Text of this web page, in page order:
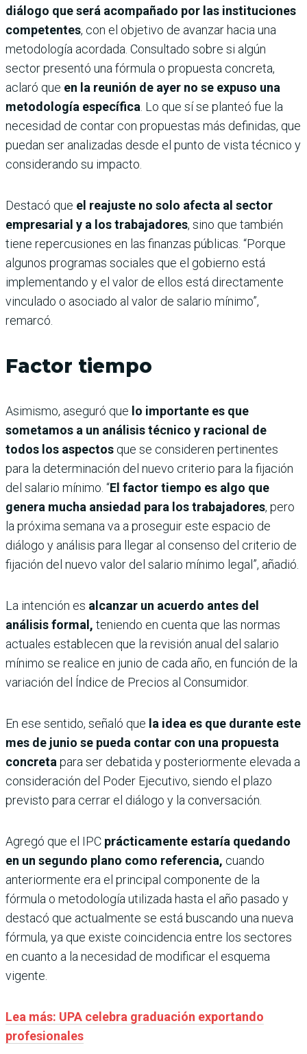
diálogo que será acompañado por las instituciones
competentes, con el objetivo de avanzar hacia una
metodología acordada. Consultado sobre si algún
sector presentó una fórmula o propuesta concreta,
aclaró que en la reunión de ayer no se expuso una
metodología específica . Lo que sí se planteó fue la
necesidad de contar con propuestas más definidas, que
puedan ser analizadas desde el punto de vista técnico y
considerando su impacto.
Destacó que el reajuste no solo afecta al sector
empresarial y a los trabajadores, sino que también
tiene repercusiones en las finanzas públicas. “Porque
algunos programas sociales que el gobierno está
implementando y el valor de ellos está directamente
vinculado o asociado al valor de salario mínimo”,
remarcó.
Factor tiempo
Asimismo, aseguró que lo importante es que
sometamos a un análisis técnico y racional de
todos los aspectos que se consideren pertinentes
para la determinación del nuevo criterio para la fijación
del salario mínimo. “El factor tiempo es algo que
genera mucha ansiedad para los trabajadores, pero
la próxima semana va a proseguir este espacio de
diálogo y análisis para llegar al consenso del criterio de
fijación del nuevo valor del salario mínimo legal”, añadió.
La intención es alcanzar un acuerdo antes del
análisis formal, teniendo en cuenta que las normas
actuales establecen que la revisión anual del salario
mínimo se realice en junio de cada año, en función de la
variación del Índice de Precios al Consumidor.
En ese sentido, señaló que la idea es que durante este
mes de junio se pueda contar con una propuesta
concreta para ser debatida y posteriormente elevada a
consideración del Poder Ejecutivo, siendo el plazo
previsto para cerrar el diálogo y la conversación.
Agregó que el IPC prácticamente estaría quedando
en un segundo plano como referencia, cuando
anteriormente era el principal componente de la
fórmula o metodología utilizada hasta el año pasado y
destacó que actualmente se está buscando una nueva
fórmula, ya que existe coincidencia entre los sectores
en cuanto a la necesidad de modificar el esquema
vigente.
Lea más: UPA celebra graduación exportando
profesionales